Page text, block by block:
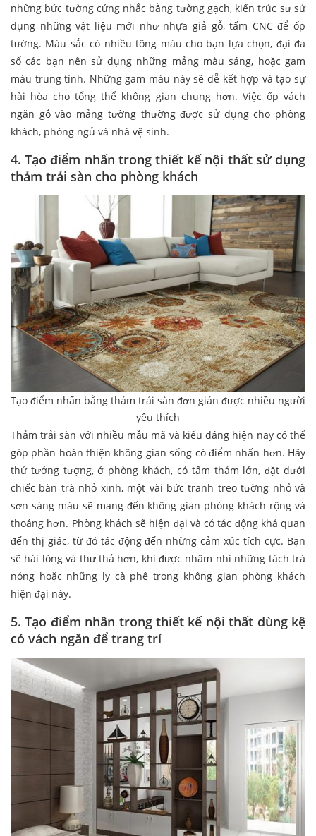
những bức tường cứng nhắc bằng tường gạch, kiến trúc sư sử
dụng những vật liệu mới như nhựa giả gỗ, tấm CNC để ốp
tường. Màu sắc có nhiều tông màu cho bạn lựa chọn, đại đa
số các bạn nên sử dụng những mảng màu sáng, hoặc gam
màu trung tính. Những gam màu này sẽ dễ kết hợp và tạo sự
hài hòa cho tổng thể không gian chung hơn. Việc ốp vách
ngăn gỗ vào mảng tường thường được sử dụng cho phòng
khách, phòng ngủ và nhà vệ sinh.
4. Tạo điểm nhấn trong thiết kế nội thất sử dụng
thảm trải sàn cho phòng khách
Tạo điểm nhấn bằng thảm trải sàn đơn giản được nhiều người
yêu thích
Thảm trải sàn với nhiều mẫu mã và kiểu dáng hiện nay có thể
góp phần hoàn thiện không gian sống có điểm nhấn hơn. Hãy
thử tưởng tượng, ở phòng khách, có tấm thảm lớn, đặt dưới
chiếc bàn trà nhỏ xinh, một vài bức tranh treo tường nhỏ và
sơn sáng màu sẽ mang đến không gian phòng khách rộng và
thoáng hơn. Phòng khách sẽ hiện đại và có tác động khả quan
đến thị giác, từ đó tác động đến những cảm xúc tích cực. Bạn
sẽ hài lòng và thư thả hơn, khi được nhâm nhi những tách trà
nóng hoặc những ly cà phê trong không gian phòng khách
hiện đại này.
5. Tạo điểm nhân trong thiết kế nội thất dùng kệ
có vách ngăn để trang trí